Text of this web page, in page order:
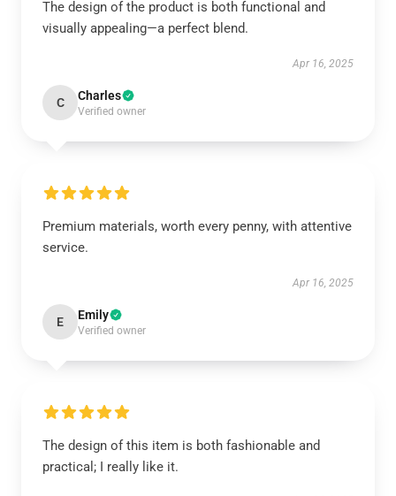
The design of the product is both functional and
visually appealing—a perfect blend.
Apr 16, 2025
C Charles
Verified owner
Premium materials, worth every penny, with attentive
service.
Apr 16, 2025
E Emily
Verified owner
The design of this item is both fashionable and
practical; I really like it.